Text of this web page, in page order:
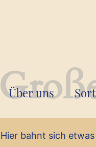
Über uns
Hier bahnt sich